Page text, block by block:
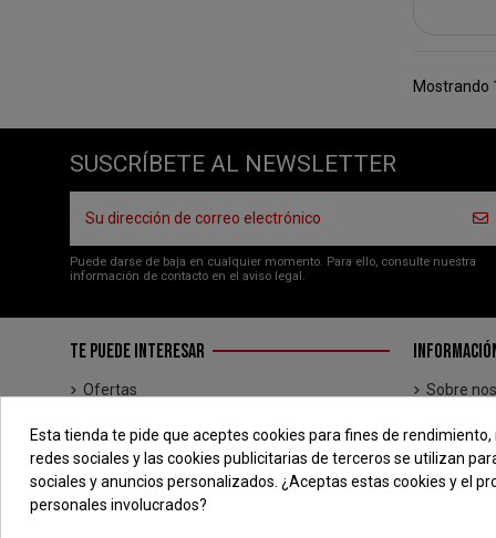
Mostrando
SUSCRÍBETE AL NEWSLETTER
Puede darse de baja en cualquier momento. Para ello, consulte nuestra
información de contacto en el aviso legal.
TE PUEDE INTERESAR
Ofertas
Los más vendidos
Brands
Sobre
Aviso
Términos
Esta tienda te pide que aceptes cookies para fines de rendimiento,
redes sociales y las cookies publicitarias de terceros se utilizan
sociales y anuncios personalizados. ¿Aceptas estas cookies y el
personales involucrados?